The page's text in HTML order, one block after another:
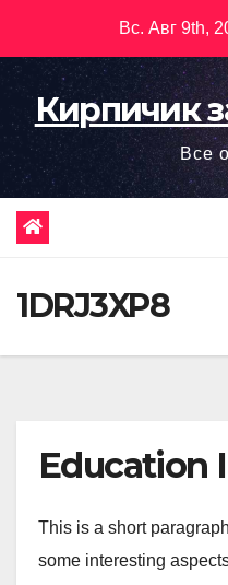
содержимому
Вс. Авг 9th,
Кирпичик
Все
1DRJ3XP8
Education
This is a short
some interesting